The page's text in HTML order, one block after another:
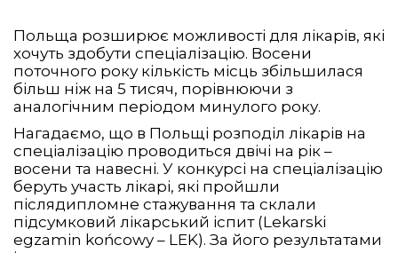
Польща розширює можливості для лікарів, які
хочуть здобути спеціалізацію. Восени
поточного року кількість місць збільшилася
більш ніж на 5 тисяч, порівнюючи з
аналогічним періодом минулого року.
Нагадаємо, що в Польщі розподіл лікарів на
спеціалізацію проводиться двічі на рік –
восени та навесні. У конкурсі на спеціалізацію
беруть участь лікарі, які пройшли
післядипломне стажування та склали
підсумковий лікарський іспит (Lekarski
egzamin końcowy – LEK). За його результатами